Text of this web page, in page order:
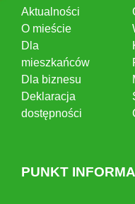
Aktualności
O mieście
Dla
mieszkańców
Dla biznesu
Deklaracja
dostępności
PUNKT